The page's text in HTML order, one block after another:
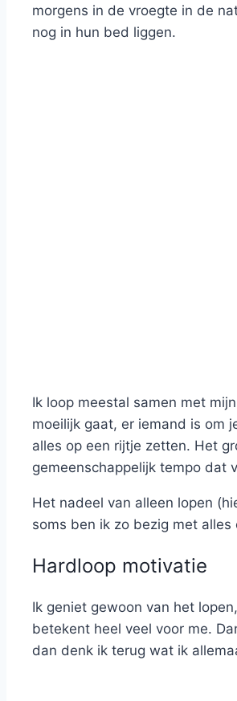
morgens in de vroegte in de
nog in hun bed liggen.
Ik loop meestal samen met
moeilijk gaat, er iemand is om
alles op een rijtje zetten. Het
gemeenschappelijk tempo dat
Het nadeel van alleen lopen
soms ben ik zo bezig met
Hardloop motivatie
Ik geniet gewoon van het
betekent heel veel voor me.
dan denk ik terug wat ik